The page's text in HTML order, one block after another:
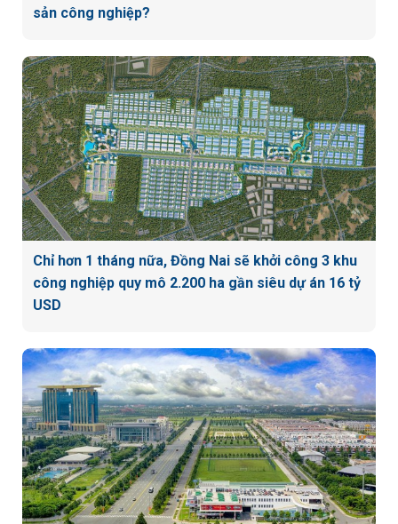
sản công nghiệp?
Chỉ hơn 1 tháng nữa, Đồng Nai sẽ khởi công 3 khu
công nghiệp quy mô 2.200 ha gần siêu dự án 16 tỷ
USD